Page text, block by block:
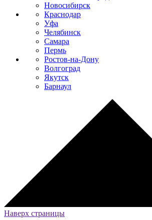
Новосибирск
Краснодар
Уфа
Челябинск
Самара
Пермь
Ростов-на-Дону
Волгоград
Якутск
Барнаул
Наверх страницы